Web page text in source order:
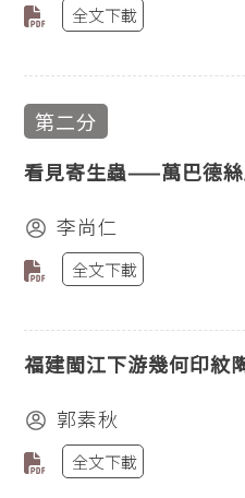
全文下載
第二分
看見寄生蟲——萬巴德
李尚仁
全文下載
福建閩江下游幾何印紋
郭素秋
全文下載